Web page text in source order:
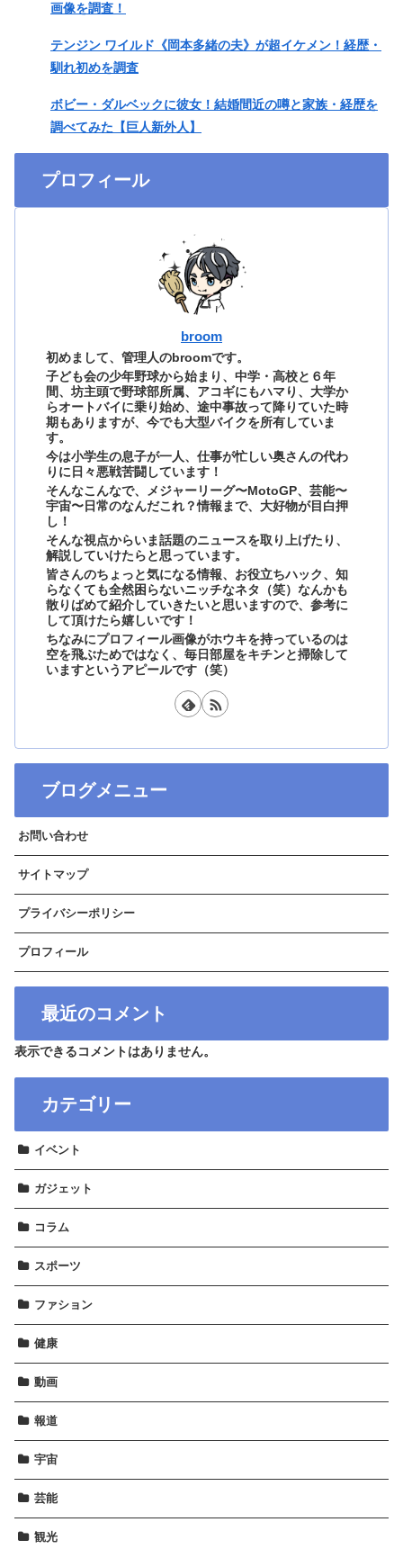
画像を調査！
テンジン ワイルド《岡本多緒の夫》が超イケメン！経歴・
馴れ初めを調査
ボビー・ダルベックに彼女！結婚間近の噂と家族・経歴を
調べてみた【巨人新外人】
プロフィール
broom
初めまして、管理人のbroomです。
子ども会の少年野球から始まり、中学・高校と６年
間、坊主頭で野球部所属、アコギにもハマり、大学か
らオートバイに乗り始め、途中事故って降りていた時
期もありますが、今でも大型バイクを所有していま
す。
今は小学生の息子が一人、仕事が忙しい奥さんの代わ
りに日々悪戦苦闘しています！
そんなこんなで、メジャーリーグ〜MotoGP、芸能〜
宇宙〜日常のなんだこれ？情報まで、大好物が目白押
し！
そんな視点からいま話題のニュースを取り上げたり、
解説していけたらと思っています。
皆さんのちょっと気になる情報、お役立ちハック、知
らなくても全然困らないニッチなネタ（笑）なんかも
散りばめて紹介していきたいと思いますので、参考に
して頂けたら嬉しいです！
ちなみにプロフィール画像がホウキを持っているのは
空を飛ぶためではなく、毎日部屋をキチンと掃除して
いますというアピールです（笑）
ブログメニュー
お問い合わせ
サイトマップ
プライバシーポリシー
プロフィール
最近のコメント
表示できるコメントはありません。
カテゴリー
イベント
ガジェット
コラム
スポーツ
ファション
健康
動画
報道
宇宙
芸能
観光